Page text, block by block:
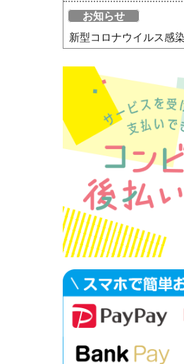
お知らせ
新型コロナウイルス感